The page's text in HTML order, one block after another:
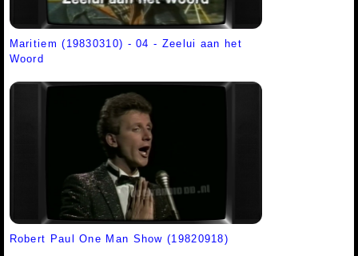
Maritiem (19830310) - 04 - Zeelui aan het
Woord
Robert Paul One Man Show (19820918)